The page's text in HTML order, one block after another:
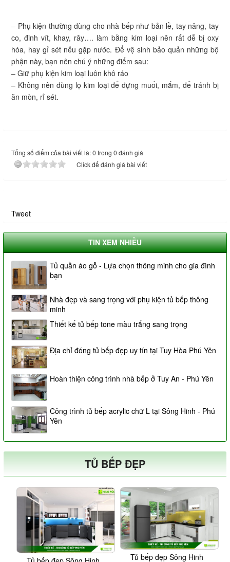
– Phụ kiện thường dùng cho nhà bếp như bản lề, tay nâng, tay
co, đinh vít, khay, rây…. làm bằng kim loại nên rất dễ bị oxy
hóa, hay gỉ sét nếu gặp nước. Để vệ sinh bảo quản những bộ
phận này, bạn nên chú ý những điểm sau:
– Giữ phụ kiện kim loại luôn khô ráo
– Không nên dùng lọ kim loại để đựng muối, mắm, để tránh bị
ăn mòn, rỉ sét.
Tổng số điểm của bài viết là: 0 trong 0 đánh giá
Click để đánh giá bài viết
Tweet
TIN XEM NHIỀU
Tủ quần áo gỗ - Lựa chọn thông minh cho gia đình
bạn
Nhà đẹp và sang trọng với phụ kiện tủ bếp thông
minh
Thiết kế tủ bếp tone màu trắng sang trọng
Địa chỉ đóng tủ bếp đẹp uy tín tại Tuy Hòa Phú Yên
Hoàn thiện công trình nhà bếp ở Tuy An - Phú Yên
Công trình tủ bếp acrylic chữ L tại Sông Hinh - Phú
Yên
TỦ BẾP ĐẸP
Tủ bếp đẹp Sông Hinh